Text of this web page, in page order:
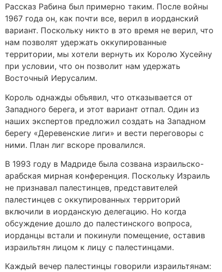
Рассказ Рабина был примерно таким. После войны
1967 года он, как почти все, верил в иорданский
вариант. Поскольку никто в это время не верил, что
нам позволят удержать оккупированные
территории, мы хотели вернуть их Королю Хусейну
при условии, что он позволит нам удержать
Восточный Иерусалим.
Король однажды объявил, что отказывается от
Западного берега, и этот вариант отпал. Один из
наших экспертов предложил создать на Западном
берегу «Деревенские лиги» и вести переговоры с
ними. План лиг вскоре провалился.
В 1993 году в Мадриде была созвана израильско-
арабская мирная конференция. Поскольку Израиль
не признавал палестинцев, представителей
палестинцев с оккупированных территорий
включили в иорданскую делегацию. Но когда
обсуждение дошло до палестинского вопроса,
иорданцы встали и покинули помещение, оставив
израильтян лицом к лицу с палестинцами.
Каждый вечер палестинцы говорили израильтянам: